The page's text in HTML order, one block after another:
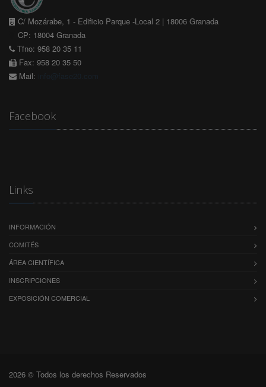
C/ Mozárabe, 1 - Edificio Parque -Local 2 | 18006 Granada
CP: 18004 Granada
Tfno: 958 20 35 11
Fax: 958 20 35 50
Mail:
info@fase20.com
Facebook
Links
INFORMACIÓN
COMITÉS
ÁREA CIENTÍFICA
INSCRIPCIONES
EXPOSICIÓN COMERCIAL
2026 © Todos los derechos Reservados